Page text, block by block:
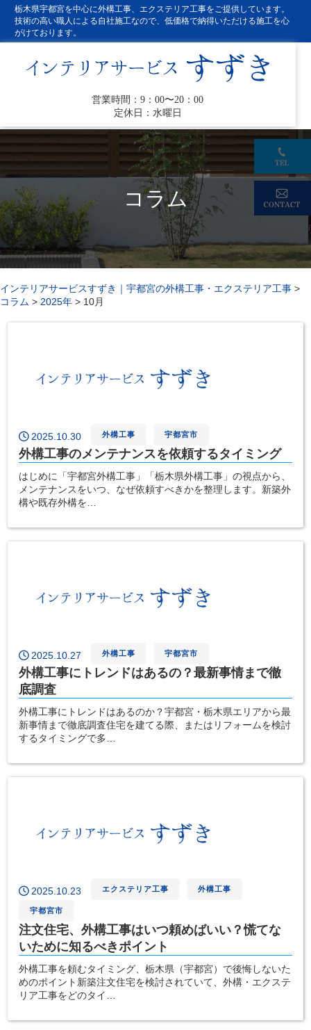
栃木県宇都宮を中心に外構工事、エクステリア工事をご提供しています。
技術の高い職人による自社施工なので、低価格で納得いただける施工を心
がけております。
営業時間：9：00〜20：00
定休日：水曜日
コラム
インテリアサービスすずき｜宇都宮の外構工事・エクステリア工事 >
コラム > 2025年 > 10月
2025.10.30 外構工事 宇都宮市
外構工事のメンテナンスを依頼するタイミング
はじめに「宇都宮外構工事」「栃木県外構工事」の視点から、
メンテナンスをいつ、なぜ依頼すべきかを整理します。新築外
構や既存外構を…
2025.10.27 外構工事 宇都宮市
外構工事にトレンドはあるの？最新事情まで徹
底調査
外構工事にトレンドはあるのか？宇都宮・栃木県エリアから最
新事情まで徹底調査住宅を建てる際、またはリフォームを検討
するタイミングで多…
2025.10.23 エクステリア工事 外構工事
宇都宮市
注文住宅、外構工事はいつ頼めばいい？慌てな
いために知るべきポイント
外構工事を頼むタイミング、栃木県（宇都宮）で後悔しないた
めのポイント新築注文住宅を検討されていて、外構・エクステ
リア工事をどのタイ…